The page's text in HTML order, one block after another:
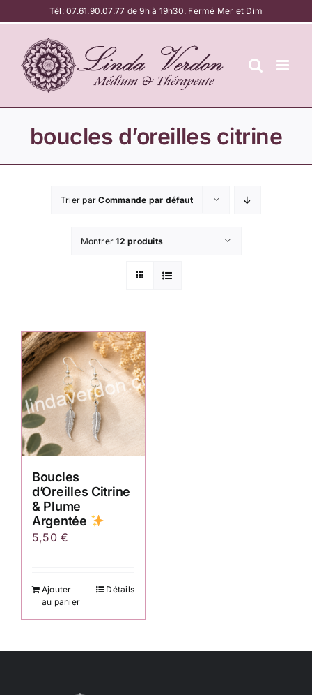
au
contenu
Tél:07.61.90.07.77 de 9h à 19h30. Fermé Mer et Dim
boucles d’oreilles citrine
Trier parCommande par défaut
Montrer12 produits
Boucles
d’Oreilles Citrine
& Plume
Argentée
5,50€
Ajouter
au panier
Détails